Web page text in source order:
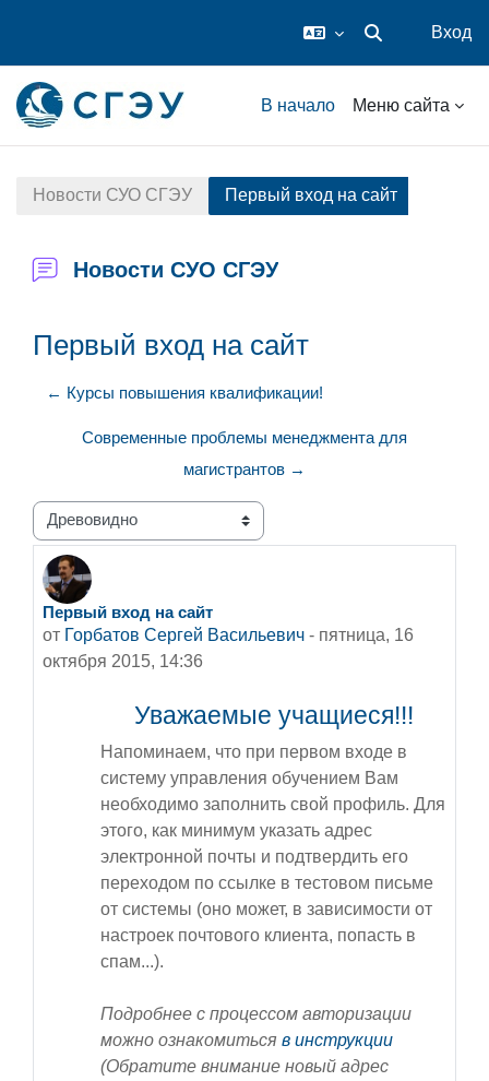
Изменить
Вход
В начало Меню сайта
Новости СУО СГЭУ Первый вход на сайт
Новости СУО СГЭУ
Первый вход на сайт
← Курсы повышения квалификации!
Современные проблемы менеджмента для
магистрантов →
Режим отображения
Первый вход на сайт
от Горбатов Сергей Васильевич - пятница, 16
октября 2015, 14:36
Количество ответов: 0
Уважаемые учащиеся!!!
Напоминаем, что при первом входе в
систему управления обучением Вам
необходимо заполнить свой профиль. Для
этого, как минимум указать адрес
электронной почты и подтвердить его
переходом по ссылке в тестовом письме
от системы (оно может, в зависимости от
настроек почтового клиента, попасть в
спам...).
Подробнее с процессом авторизации
можно ознакомиться в инструкции
(Обратите внимание новый адрес